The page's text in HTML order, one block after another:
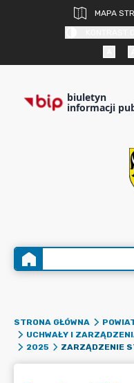
MAPA
biuletyn
informacji
STRONA GŁÓWNA
UCHWAŁY I
2025